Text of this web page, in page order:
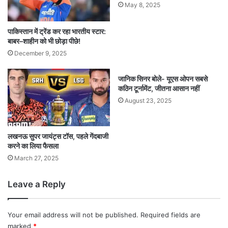
पाकिस्तान में ट्रेंड कर रहा भारतीय स्टार:
बाबर–शाहीन को भी छोड़ा पीछे!
December 9, 2025
May 8, 2025
लखनऊ सुपर जायंट्स टॉस, पहले गेंदबाजी
करने का लिया फैसला
March 27, 2025
जानिक सिनर बोले- यूएस ओपन सबसे
कठिन टूर्नामेंट, जीतना आसान नहीं
August 23, 2025
Leave a Reply
Your email address will not be published. Required fields are
marked *